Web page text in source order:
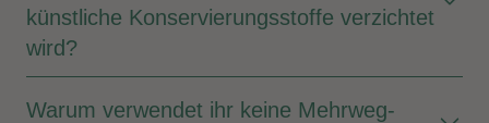
künstliche Konservierungsstoffe verzichtet
wird?
Warum verwendet ihr keine Mehrweg-